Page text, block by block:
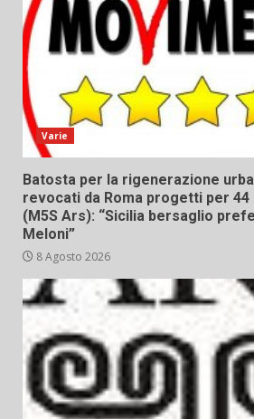
Varie
Batosta per la rigenerazione
revocati da Roma progetti per 44
(M5S Ars): “Sicilia bersaglio
Meloni”
8 Agosto 2026